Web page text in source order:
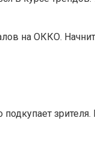
на ОККО.